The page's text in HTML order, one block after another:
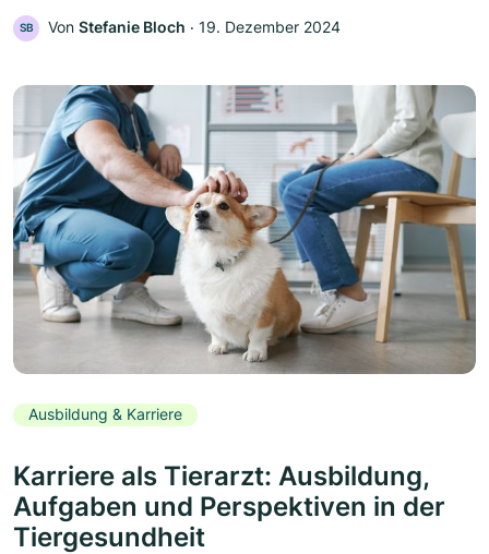
SB Von Stefanie Bloch ‧ 19. Dezember 2024
Ausbildung & Karriere
Karriere als Tierarzt: Ausbildung,
Aufgaben und Perspektiven in der
Tiergesundheit